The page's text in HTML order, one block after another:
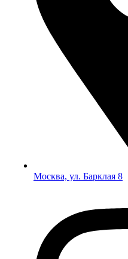
Москва, ул. Барклая 8